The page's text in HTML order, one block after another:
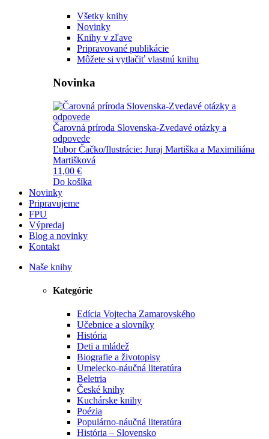
Všetky knihy
Novinky
Knihy v zľave
Pripravované publikácie
Môžete si vytlačiť vlastnú knihu
Novinka
Čarovná príroda Slovenska-Zvedavé otázky a
odpovede
Ľubor Čačko/Ilustrácie: Juraj Martiška a Maximiliána
Martišková
11,00 €
Do košíka
Novinky
Pripravujeme
FPU
Výpredaj
Blog a novinky
Kontakt
Naše knihy
Kategórie
Edícia Vojtecha Zamarovského
Učebnice a slovníky
História
Deti a mládež
Biografie a životopisy
Umelecko-náučná literatúra
Beletria
České knihy
Kuchárske knihy
Poézia
Populárno-náučná literatúra
História – Slovensko